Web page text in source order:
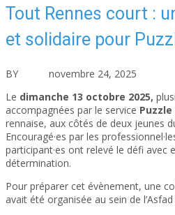
Tout Rennes court :
et solidaire pour
BY novembre 24, 2025
Le dimanche 13 octobre 2025,
accompagnées par le service Puzzle
rennaise, aux côtés de deux jeunes
Encouragé·es par les
participant·es ont relevé le défi avec
détermination.
Pour préparer cet évènement, une
avait été organisée au sein de